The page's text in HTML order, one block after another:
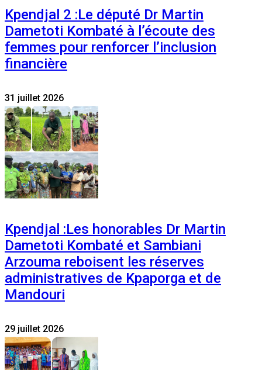
Kpendjal 2 :Le député Dr Martin
Dametoti Kombaté à l’écoute des
femmes pour renforcer l’inclusion
financière
31 juillet 2026
Kpendjal :Les honorables Dr Martin
Dametoti Kombaté et Sambiani
Arzouma reboisent les réserves
administratives de Kpaporga et de
Mandouri
29 juillet 2026